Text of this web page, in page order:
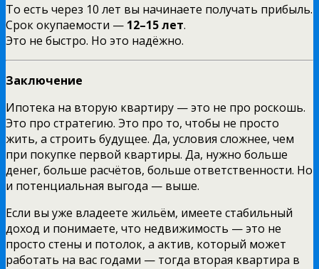
То есть через 10 лет вы начинаете получать прибыль.
Срок окупаемости — 12–15 лет.
Это не быстро. Но это надёжно.
Заключение
Ипотека на вторую квартиру — это не про роскошь.
Это про стратегию. Это про то, чтобы не просто
жить, а строить будущее. Да, условия сложнее, чем
при покупке первой квартиры. Да, нужно больше
денег, больше расчётов, больше ответственности. Но
и потенциальная выгода — выше.
Если вы уже владеете жильём, имеете стабильный
доход и понимаете, что недвижимость — это не
просто стены и потолок, а актив, который может
работать на вас годами — тогда вторая квартира в